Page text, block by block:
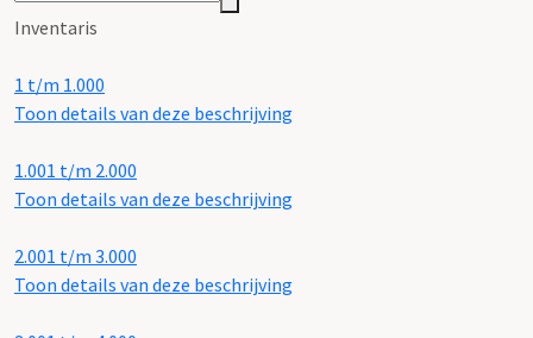
Inventaris
1 t/m 1.000
Toon details van deze beschrijving
1.001 t/m 2.000
Toon details van deze beschrijving
2.001 t/m 3.000
Toon details van deze beschrijving